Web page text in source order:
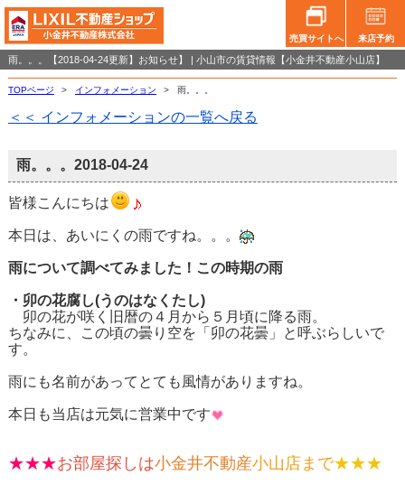
売買サイトへ 来店予約
雨。。。【2018-04-24更新】お知らせ】 | 小山市の賃貸情報【小金井不動産小山店】
TOPページ > インフォメーション > 雨。。。
＜＜ インフォメーションの一覧へ戻る
雨。。。 2018-04-24
皆様こんにちは
本日は、あいにくの雨ですね。。。
雨について調べてみました！この時期の雨
・卯の花腐し(うのはなくたし)
卯の花が咲く旧暦の４月から５月頃に降る雨。
ちなみに、この頃の曇り空を「卯の花曇」と呼ぶらしいで
す。
雨にも名前があってとても風情がありますね。
本日も当店は元気に営業中です
★★★お部屋探しは小金井不動産小山店まで★★★